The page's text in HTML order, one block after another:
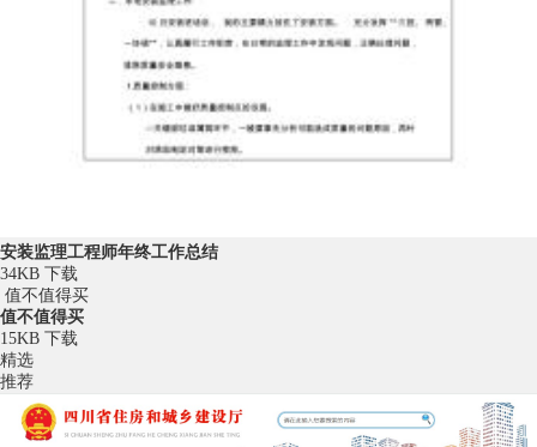
安装监理工程师年终工作总结
34KB 下载
值不值得买
值不值得买
15KB 下载
精选
推荐